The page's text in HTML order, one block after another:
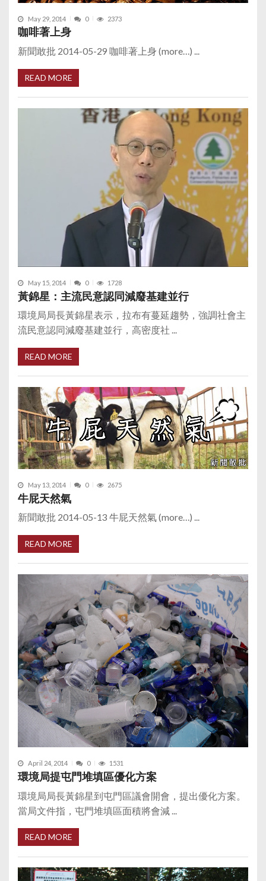
May 29, 2014 0 2373
咖啡著上身
新聞敢批 2014-05-29 咖啡著上身 (more…) ...
READ MORE
May 15, 2014 0 1728
黃錦星：主流民意認同減廢基建並行
環境局局長黃錦星表示，拉布有蔓延趨勢，強調社會主
流民意認同減廢基建並行，高密度社 ...
READ MORE
May 13, 2014 0 2675
牛屁天然氣
新聞敢批 2014-05-13 牛屁天然氣 (more…) ...
READ MORE
April 24, 2014 0 1531
環境局提屯門堆填區優化方案
環境局局長黃錦星到屯門區議會開會，提出優化方案。
當局文件指，屯門堆填區面積將會減 ...
READ MORE